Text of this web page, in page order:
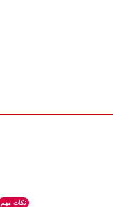
نکات مهم